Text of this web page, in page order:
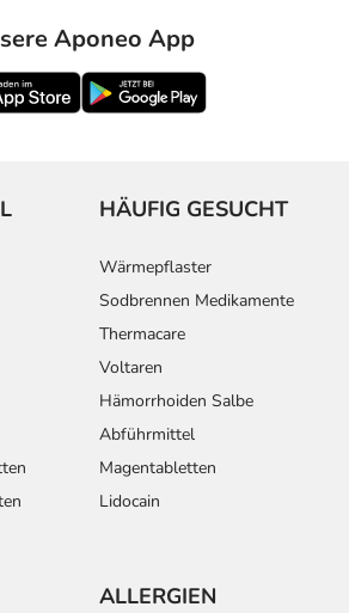
Aponeo App
HÄUFIG GESUCHT
Wärmepflaster
Sodbrennen Medikamente
Thermacare
Voltaren
Hämorrhoiden Salbe
Abführmittel
Magentabletten
Lidocain
ALLERGIEN